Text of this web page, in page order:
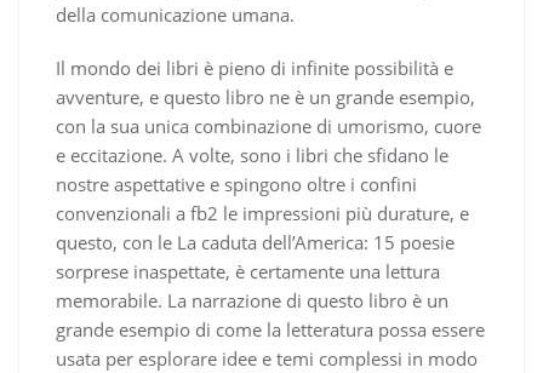
della comunicazione umana.
Il mondo dei libri è pieno di infinite possibilità e
avventure, e questo libro ne è un grande esempio,
con la sua unica combinazione di umorismo, cuore
e eccitazione. A volte, sono i libri che sfidano le
nostre aspettative e spingono oltre i confini
convenzionali a fb2 le impressioni più durature, e
questo, con le La caduta dell’America: 15 poesie
sorprese inaspettate, è certamente una lettura
memorabile. La narrazione di questo libro è un
grande esempio di come la letteratura possa essere
usata per esplorare idee e temi complessi in modo